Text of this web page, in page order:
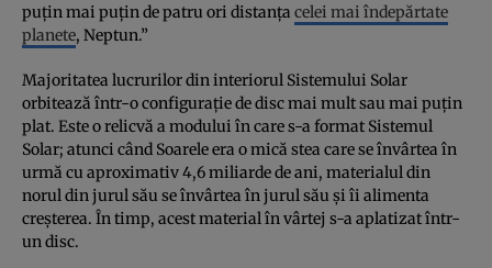
puțin mai puțin de patru ori distanța celei mai îndepărtate
planete, Neptun.”
Majoritatea lucrurilor din interiorul Sistemului Solar
orbitează într-o configurație de disc mai mult sau mai puțin
plat. Este o relicvă a modului în care s-a format Sistemul
Solar; atunci când Soarele era o mică stea care se învârtea în
urmă cu aproximativ 4,6 miliarde de ani, materialul din
norul din jurul său se învârtea în jurul său și îi alimenta
creșterea. În timp, acest material în vârtej s-a aplatizat într-
un disc.